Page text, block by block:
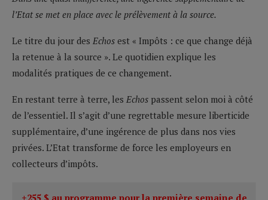
l’Etat se met en place avec le prélèvement à la source.
Le titre du jour des Echos est « Impôts : ce que change déjà
la retenue à la source ». Le quotidien explique les
modalités pratiques de ce changement.
En restant terre à terre, les Echos passent selon moi à côté
de l’essentiel. Il s’agit d’une regrettable mesure liberticide
supplémentaire, d’une ingérence de plus dans nos vies
privées. L’Etat transforme de force les employeurs en
collecteurs d’impôts.
+255 $ au programme pour la première semaine de